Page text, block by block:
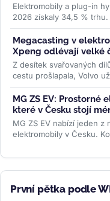
Elektromobily a plug-in
2026 získaly 34,5 %
jejichž registrace...>>
Megacasting v
Xpeng odlévají velké
Z desítek svařovaných
cestu prošlapala, Volvo
EX60 a...>>
MG ZS EV: Prostorné
které v Česku stojí
MG ZS EV nabízí jeden z
elektromobily v Česku.
První pětka podle